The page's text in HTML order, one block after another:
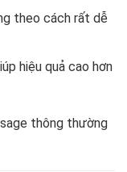
theo cách rất dễ
hiệu quả cao hơn
thông thường